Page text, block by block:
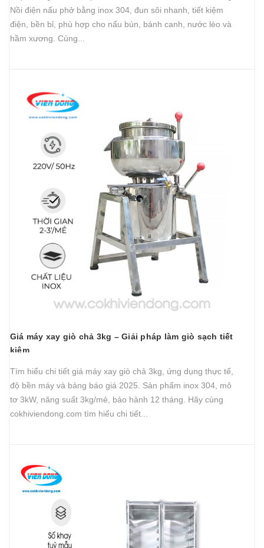
Nồi điện nấu phở bằng inox 304, đun sôi nhanh, tiết kiệm
điện, bền bỉ, phù hợp cho nấu bún, bánh canh, nước lèo và
hầm xương. Cùng...
Giá máy xay giò chả 3kg – Giải pháp làm giò sạch tiết
kiệm
Tìm hiểu chi tiết giá máy xay giò chả 3kg, ứng dụng thực tế,
độ bền máy và bảng báo giá 2025. Sản phẩm inox 304, mô
tơ 3kW, năng suất 3kg/mẻ, bảo hành 12 tháng. Hãy cùng
cokhiviendong.com tìm hiểu chi tiết...